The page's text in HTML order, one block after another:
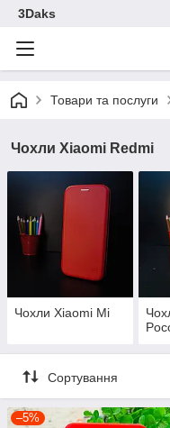
3Daks
Товари та послуги
Чохли Xiaomi Redmi
Чохли Xiaomi Mi
Сортування
–5%